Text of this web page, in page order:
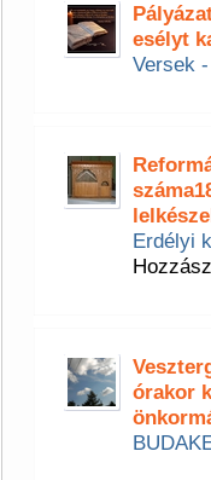
esélyt
Versek
Erdélyi
órakor